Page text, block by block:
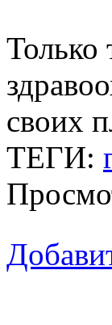
Только
своих
ТЕГИ: